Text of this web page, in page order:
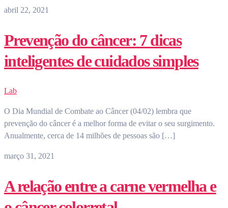
abril 22, 2021
Prevenção do câncer: 7 dicas
inteligentes de cuidados simples
Lab
O Dia Mundial de Combate ao Câncer (04/02) lembra que
prevenção do câncer é a melhor forma de evitar o seu surgimento.
Anualmente, cerca de 14 milhões de pessoas são […]
março 31, 2021
A relação entre a carne vermelha e